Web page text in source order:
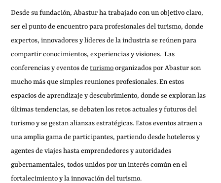
Desde su fundación, Abastur ha trabajado con un objetivo claro,
ser el punto de encuentro para profesionales del turismo, donde
expertos, innovadores y líderes de la industria se reúnen para
compartir conocimientos, experiencias y visiones. Las
conferencias y eventos deturismoorganizados por Abastur son
mucho más que simples reuniones profesionales. En estos
espacios de aprendizaje y descubrimiento, donde se exploran las
últimas tendencias, se debaten los retos actuales y futuros del
turismo y se gestan alianzas estratégicas. Estos eventos atraen a
una amplia gama de participantes, partiendo desde hoteleros y
agentes de viajes hasta emprendedores y autoridades
gubernamentales, todos unidos por un interés común en el
fortalecimiento y la innovación del turismo.